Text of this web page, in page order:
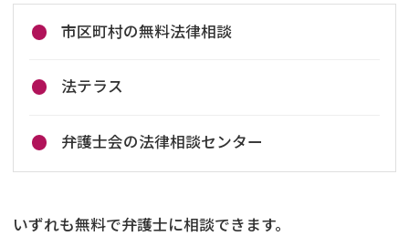
市区町村の無料法律相談
法テラス
弁護士会の法律相談センター
いずれも無料で弁護士に相談できます。